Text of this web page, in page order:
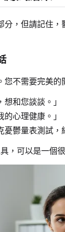
分，但請記住
不需要完美
想和您談談。」
的心理健康。」
憂鬱量表測試
，可以是一個